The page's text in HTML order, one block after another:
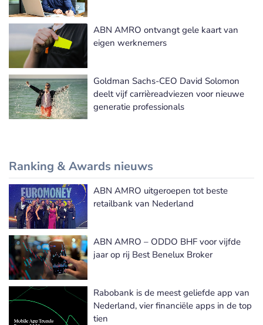
ABN AMRO ontvangt gele kaart van
eigen werknemers
Goldman Sachs-CEO David Solomon
deelt vijf carrièreadviezen voor nieuwe
generatie professionals
Ranking & Awards nieuws
Meer Ranking & Awards nieuws
ABN AMRO uitgeroepen tot beste
retailbank van Nederland
ABN AMRO – ODDO BHF voor vijfde
jaar op rij Best Benelux Broker
Rabobank is de meest geliefde app van
Nederland, vier financiële apps in de top
tien